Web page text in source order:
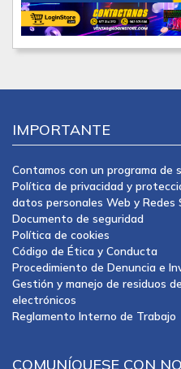
IMPORTANTE
Contamos con un programa de
Política de privacidad y
datos personales Web y Redes
Documento de seguridad
Política de cookies
Código de Ética y Conducta
Procedimiento de Denuncia e
Gestión y manejo de residuos
electrónicos
Reglamento Interno de Trabajo
COMUNÍQUESE CON